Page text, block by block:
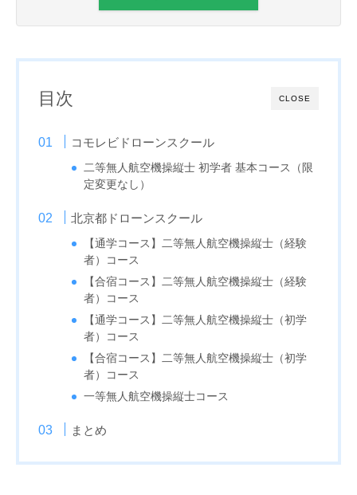
CLOSE
目次
コモレビドローンスクール
二等無人航空機操縦士 ​初学者 基本コース（限
定変更なし）
北京都ドローンスクール
【通学コース】二等無人航空機操縦士（経験
者）コース
【合宿コース】二等無人航空機操縦士（経験
者）コース
【通学コース】二等無人航空機操縦士（初学
者）コース
【合宿コース】二等無人航空機操縦士（初学
者）コース
一等無人航空機操縦士コース
まとめ